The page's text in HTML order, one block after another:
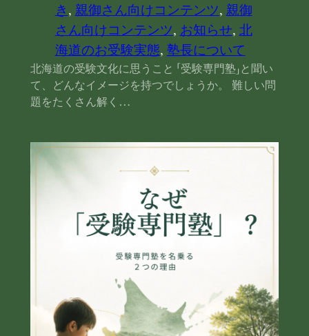
き, 親御さん向けコンテンツ, 親御
さん向けコンテンツ, お知らせ, 北
海道のお受験実態, 塾長について
北海道の受験文化に思うこと 「受験専門塾」と聞い
て、どんなイメージを持つでしょうか。 難しい問
題をたくさん解く…